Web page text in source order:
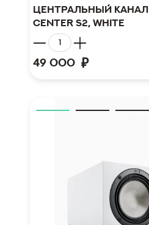
Центральный канал
Center S2, white
49 000 ₽